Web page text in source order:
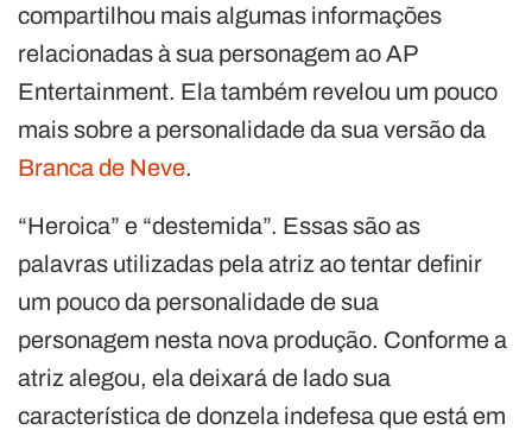
compartilhou mais algumas informações
relacionadas à sua personagem ao AP
Entertainment. Ela também revelou um pouco
mais sobre a personalidade da sua versão da
Branca de Neve.
“Heroica” e “destemida”. Essas são as
palavras utilizadas pela atriz ao tentar definir
um pouco da personalidade de sua
personagem nesta nova produção. Conforme a
atriz alegou, ela deixará de lado sua
característica de donzela indefesa que está em